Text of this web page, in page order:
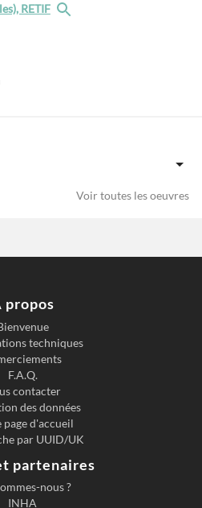
RETIF
Voir toutes les oeuvres
propos
techniques
F.A.Q.
contacter
des données
page d'accueil
par UUID/UK
partenaires
nous ?
INHA